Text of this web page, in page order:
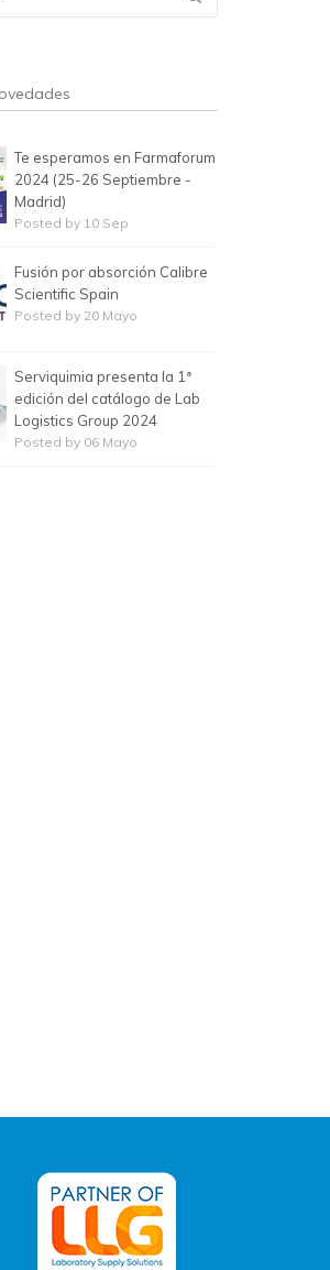
de
Te esperamos en Farmaforum
2024 (25-26 Septiembre -
Madrid)
Posted by 10 Sep
Fusión por absorción Calibre
Scientific Spain
Posted by 20 Mayo
Serviquimia presenta la 1ª
edición del catálogo de Lab
Logistics Group 2024
Posted by 06 Mayo